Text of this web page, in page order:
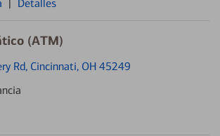
| Detalles
(ATM)
Rd, Cincinnati, OH 45249